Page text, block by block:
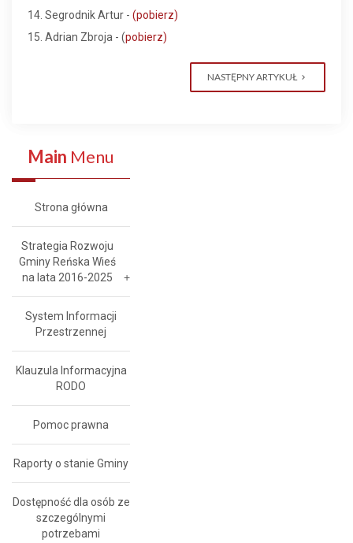
14. Segrodnik Artur - (pobierz)
15. Adrian Zbroja - (pobierz)
NASTĘPNY ARTYKUŁ
Main Menu
Strona główna
Strategia Rozwoju
Gminy Reńska Wieś
na lata 2016-2025
System Informacji
Przestrzennej
Klauzula Informacyjna
RODO
Pomoc prawna
Raporty o stanie Gminy
Dostępność dla osób ze
szczególnymi
potrzebami